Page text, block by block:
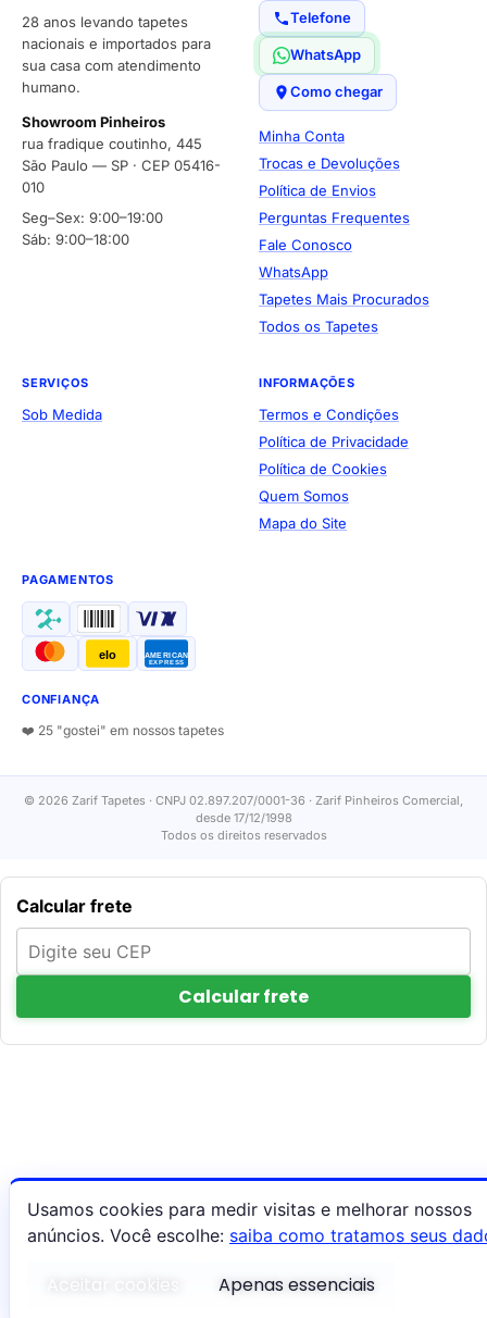
28 anos levando tapetes
nacionais e importados para
sua casa com atendimento
humano.
Showroom Pinheiros
rua fradique coutinho, 445
São Paulo — SP · CEP 05416-
010
Seg–Sex: 9:00–19:00
Sáb: 9:00–18:00
Telefone
WhatsApp
Como chegar
Minha Conta
Trocas e Devoluções
Política de Envios
Perguntas Frequentes
Fale Conosco
WhatsApp
Tapetes Mais Procurados
Todos os Tapetes
SERVIÇOS
Sob Medida
INFORMAÇÕES
Termos e Condições
Política de Privacidade
Política de Cookies
Quem Somos
Mapa do Site
PAGAMENTOS
elo AMERICAN
EXPRESS
CONFIANÇA
❤️ 25 "gostei" em nossos tapetes
© 2026 Zarif Tapetes · CNPJ 02.897.207/0001-36 · Zarif Pinheiros Comercial,
desde 17/12/1998
Todos os direitos reservados
Calcular frete
Calcular frete
Usamos cookies para medir visitas e melhorar nossos
anúncios. Você escolhe: saiba como tratamos seus
Apenas essenciais